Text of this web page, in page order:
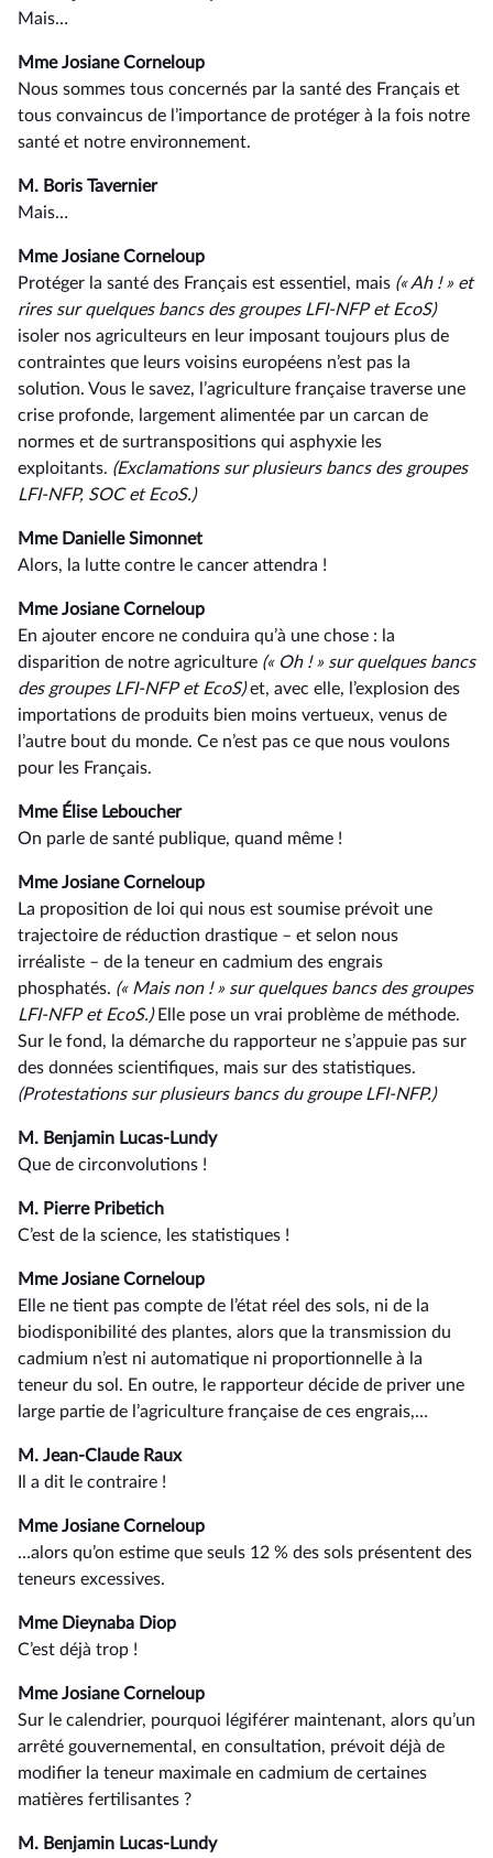
Mais…
Mme Josiane Corneloup
Nous sommes tous concernés par la santé des Français et
tous convaincus de l’importance de protéger à la fois notre
santé et notre environnement.
M. Boris Tavernier
Mais…
Mme Josiane Corneloup
Protéger la santé des Français est essentiel, mais (« Ah ! » et
rires sur quelques bancs des groupes LFI-NFP et EcoS)
isoler nos agriculteurs en leur imposant toujours plus de
contraintes que leurs voisins européens n’est pas la
solution. Vous le savez, l’agriculture française traverse une
crise profonde, largement alimentée par un carcan de
normes et de surtranspositions qui asphyxie les
exploitants. (Exclamationssurplusieursbancsdesgroupes
LFI-NFP, SOCetEcoS.)
Mme Danielle Simonnet
Alors, la lutte contre le cancer attendra !
Mme Josiane Corneloup
En ajouter encore ne conduira qu’à une chose : la
disparition de notre agriculture (« Oh ! » sur quelques bancs
des groupes LFI-NFP et EcoS)et, avec elle, l’explosion des
importations de produits bien moins vertueux, venus de
l’autre bout du monde. Ce n’est pas ce que nous voulons
pour les Français.
Mme Élise Leboucher
On parle de santé publique, quand même !
Mme Josiane Corneloup
La proposition de loi qui nous est soumise prévoit une
trajectoire de réduction drastique –⁠ et selon nous
irréaliste – de la teneur en cadmium des engrais
phosphatés. (« Mais non ! » sur quelques bancs des groupes
LFI-NFP et EcoS.)Elle pose un vrai problème de méthode.
Sur le fond, la démarche du rapporteur ne s’appuie pas sur
des données scientifiques, mais sur des statistiques.
(ProtestationssurplusieursbancsdugroupeLFI-NFP.)
M. Benjamin Lucas-Lundy
Que de circonvolutions !
M. Pierre Pribetich
C’est de la science, les statistiques !
Mme Josiane Corneloup
Elle ne tient pas compte de l’état réel des sols, ni de la
biodisponibilité des plantes, alors que la transmission du
cadmium n’est ni automatique ni proportionnelle à la
teneur du sol. En outre, le rapporteur décide de priver une
large partie de l’agriculture française de ces engrais,…
M. Jean-Claude Raux
Il a dit le contraire !
Mme Josiane Corneloup
…alors qu’on estime que seuls 12 % des sols présentent des
teneurs excessives.
Mme Dieynaba Diop
C’est déjà trop !
Mme Josiane Corneloup
Sur le calendrier, pourquoi légiférer maintenant, alors qu’un
arrêté gouvernemental, en consultation, prévoit déjà de
modifier la teneur maximale en cadmium de certaines
matières fertilisantes ?
M. Benjamin Lucas-Lundy